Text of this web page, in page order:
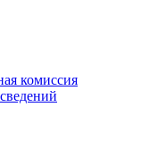
комиссия